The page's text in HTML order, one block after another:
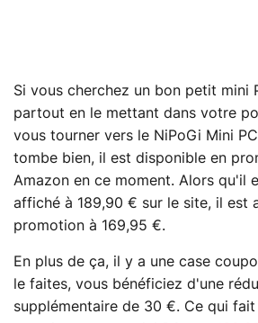
Si vous cherchez un bon petit mini
partout en le mettant dans votre
vous tourner vers le NiPoGi Mini
tombe bien, il est disponible en
Amazon en ce moment. Alors qu'il
affiché à 189,90 € sur le site, il est
promotion à 169,95 €.
En plus de ça, il y a une case
le faites, vous bénéficiez d'une
supplémentaire de 30 €. Ce qui